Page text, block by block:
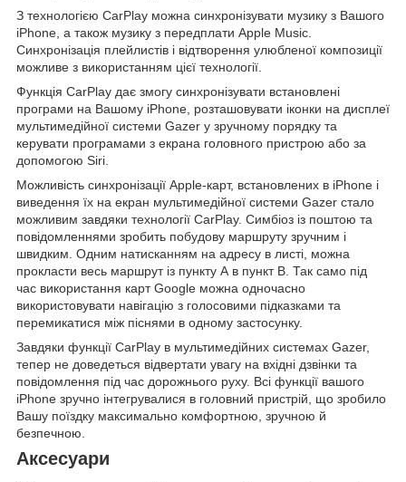
З технологією CarPlay можна синхронізувати музику з Вашого
iPhone, а також музику з передплати Apple Music.
Синхронізація плейлистів і відтворення улюбленої композиції
можливе з використанням цієї технології.
Функція CarPlay дає змогу синхронізувати встановлені
програми на Вашому iPhone, розташовувати іконки на дисплеї
мультимедійної системи Gazer у зручному порядку та
керувати програмами з екрана головного пристрою або за
допомогою Siri.
Можливість синхронізації Apple-карт, встановлених в iPhone і
виведення їх на екран мультимедійної системи Gazer стало
можливим завдяки технології CarPlay. Симбіоз із поштою та
повідомленнями зробить побудову маршруту зручним і
швидким. Одним натисканням на адресу в листі, можна
прокласти весь маршрут із пункту А в пункт В. Так само під
час використання карт Google можна одночасно
використовувати навігацію з голосовими підказками та
перемикатися між піснями в одному застосунку.
Завдяки функції CarPlay в мультимедійних системах Gazer,
тепер не доведеться відвертати увагу на вхідні дзвінки та
повідомлення під час дорожнього руху. Всі функції вашого
iPhone зручно інтегрувалися в головний пристрій, що зробило
Вашу поїздку максимально комфортною, зручною й
безпечною.
Аксесуари